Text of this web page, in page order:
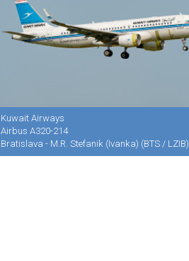
Kuwait Airways
Airbus A320-214
Bratislava - M.R. Stefanik (Ivanka) (BTS / LZIB)